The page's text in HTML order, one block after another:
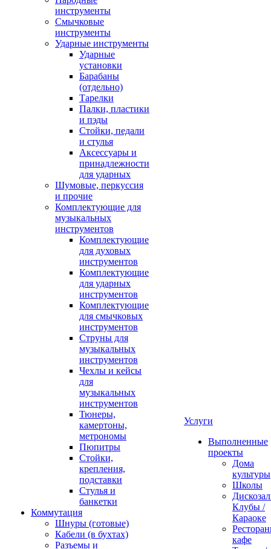
инструменты
Смычковые
инструменты
Ударные инструменты
Ударные
установки
Барабаны
(отдельно)
Тарелки
Палки, пластики
и пэды
Стойки, педали
и стулья
Аксессуары и
принадлежности
для ударных
Шумовые, перкуссия
и прочие
Комплектующие для
музыкальных
инструментов
Комплектующие
для духовых
инструментов
Комплектующие
для ударных
инструментов
Комплектующие
для смычковых
инструментов
Струны для
музыкальных
инструментов
Чехлы и кейсы
для
музыкальных
инструментов
Тюнеры,
камертоны,
метрономы
Пюпитры
Стойки,
крепления,
подставки
Стулья и
банкетки
Коммутация
Шнуры (готовые)
Кабели (в бухтах)
Разъемы и
Услуги
Выполненные
проекты
Дома
культуры
Школы
Клубы /
Караоке
кафе